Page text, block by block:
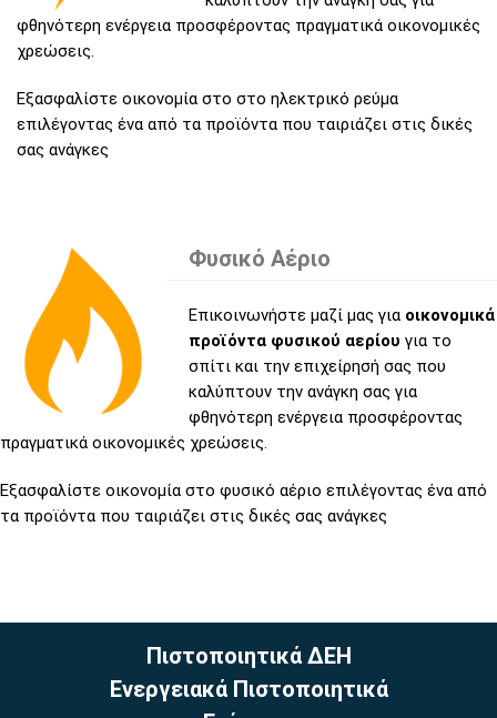
φθηνότερη ενέργεια προσφέροντας πραγματικά οικονομικές
χρεώσεις.
Εξασφαλίστε οικονομία στο στο ηλεκτρικό ρεύμα
επιλέγοντας ένα από τα προϊόντα που ταιριάζει στις δικές
σας ανάγκες
Φυσικό Αέριο
Επικοινωνήστε μαζί μας για οικονομικά
προϊόντα φυσικού αερίου για το
σπίτι και την επιχείρησή σας που
καλύπτουν την ανάγκη σας για
φθηνότερη ενέργεια προσφέροντας
πραγματικά οικονομικές χρεώσεις.
Εξασφαλίστε οικονομία στο φυσικό αέριο επιλέγοντας ένα από
τα προϊόντα που ταιριάζει στις δικές σας ανάγκες
Πιστοποιητικά ΔΕΗ
Ενεργειακά Πιστοποιητικά